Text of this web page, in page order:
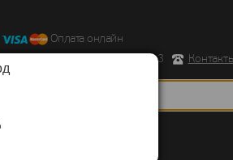
Оплата онлайн
Республиканская д.43 корпус 3